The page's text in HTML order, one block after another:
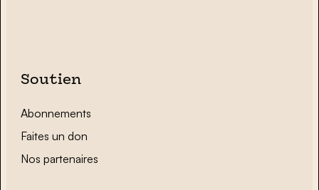
Soutien
Abonnements
Faites un don
Nos partenaires